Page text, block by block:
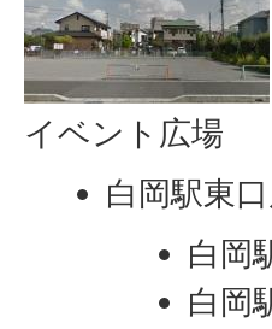
イベント広場
白岡駅東
白岡
白岡